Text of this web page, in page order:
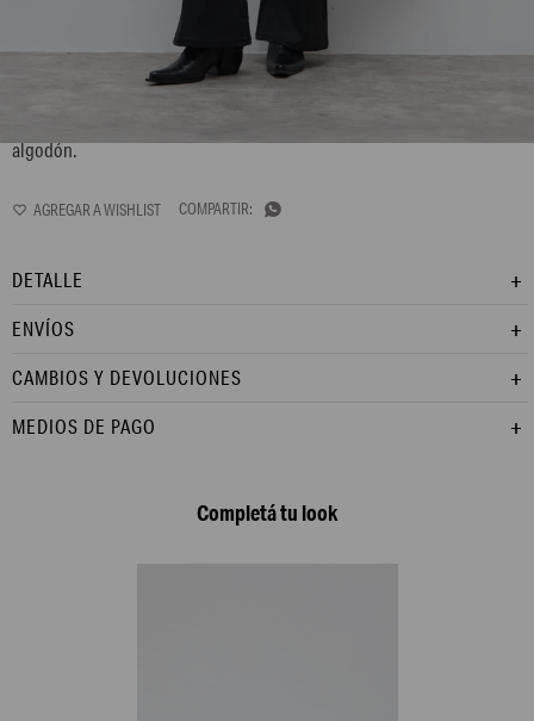
algodón.

DETALLE
ENVÍOS
CAMBIOS Y DEVOLUCIONES
MEDIOS DE PAGO
Completá tu look